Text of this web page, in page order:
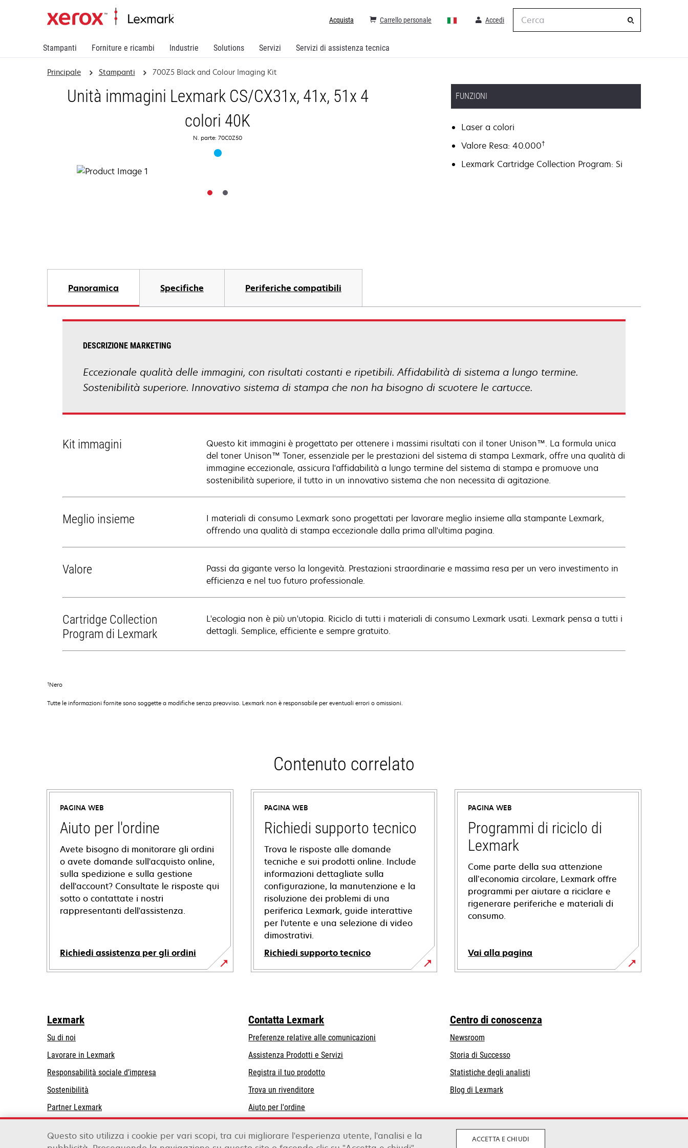
Stampanti Forniture e ricambi Industrie Solutions Servizi Servizi di assistenza tecnica
Accedi
Carrello personale
Acquista
Principale Stampanti 700Z5 Black and Colour Imaging Kit
Unità immagini Lexmark CS/CX31x, 41x, 51x 4
colori 40K
N. parte: 70C0Z50
FUNZIONI
Laser a colori
Valore Resa: 40.000†
Lexmark Cartridge Collection Program: Si
Panoramica Specifiche Periferiche compatibili
DESCRIZIONE MARKETING
Eccezionale qualità delle immagini, con risultati costanti e ripetibili. Affidabilità di sistema a lungo termine.
Sostenibilità superiore. Innovativo sistema di stampa che non ha bisogno di scuotere le cartucce.
Kit immagini
Questo kit immagini è progettato per ottenere i massimi risultati con il toner Unison™. La formula unica
del toner Unison™ Toner, essenziale per le prestazioni del sistema di stampa Lexmark, offre una qualità di
immagine eccezionale, assicura l'affidabilità a lungo termine del sistema di stampa e promuove una
sostenibilità superiore, il tutto in un innovativo sistema che non necessita di agitazione.
Meglio insieme
I materiali di consumo Lexmark sono progettati per lavorare meglio insieme alla stampante Lexmark,
offrendo una qualità di stampa eccezionale dalla prima all'ultima pagina.
Valore
Passi da gigante verso la longevità. Prestazioni straordinarie e massima resa per un vero investimento in
efficienza e nel tuo futuro professionale.
Cartridge Collection
Program di Lexmark
L'ecologia non è più un'utopia. Riciclo di tutti i materiali di consumo Lexmark usati. Lexmark pensa a tutti i
dettagli. Semplice, efficiente e sempre gratuito.
†Nero
Tutte le informazioni fornite sono soggette a modifiche senza preavviso. Lexmark non è responsabile per eventuali errori o omissioni.
Contenuto correlato
PAGINA WEB
Aiuto per l'ordine
Avete bisogno di monitorare gli ordini
o avete domande sull'acquisto online,
sulla spedizione e sulla gestione
dell'account? Consultate le risposte qui
sotto o contattate i nostri
rappresentanti dell'assistenza.
Richiedi assistenza per gli ordini
PAGINA WEB
Richiedi supporto tecnico
Trova le risposte alle domande
tecniche e sui prodotti online. Include
informazioni dettagliate sulla
configurazione, la manutenzione e la
risoluzione dei problemi di una
periferica Lexmark, guide interattive
per l'utente e una selezione di video
dimostrativi.
Richiedi supporto tecnico
si
nuova
scheda
PAGINA WEB
Programmi di riciclo di
Lexmark
Come parte della sua attenzione
all’economia circolare, Lexmark offre
programmi per aiutare a riciclare e
rigenerare periferiche e materiali di
consumo.
Vai alla pagina
Lexmark
Su di noi
Lavorare in Lexmark
Responsabilità sociale d’impresa
nuova
scheda
Sostenibilità
Partner Lexmark
Contatta Lexmark
Preferenze relative alle comunicazioni
Assistenza Prodotti e Servizi
Registra il tuo prodotto
Trova un rivenditore
Aiuto per l'ordine
Centro di conoscenza
Newsroom
Storia di Successo
Statistiche degli analisti
Blog di Lexmark
Questo sito utilizza i cookie per vari scopi, tra cui migliorare l'esperienza utente, l'analisi e la
ACCETTA E CHIUDI